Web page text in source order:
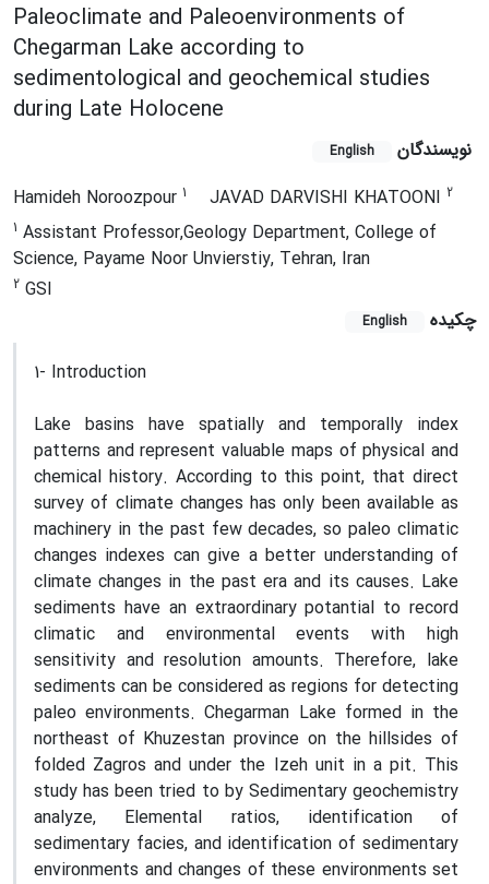
Paleoclimate and Paleoenvironments of
Chegarman Lake according to
sedimentological and geochemical studies
during Late Holocene
نویسندگان English
Hamideh Noroozpour 1 JAVAD DARVISHI KHATOONI 2
1 Assistant Professor,Geology Department, College of
Science, Payame Noor Unvierstiy, Tehran, Iran
2 GSI
چکیده
English
1- Introduction
Lake basins have spatially and temporally index
patterns and represent valuable maps of physical and
chemical history. According to this point, that direct
survey of climate changes has only been available as
machinery in the past few decades, so paleo climatic
changes indexes can give a better understanding of
climate changes in the past era and its causes. Lake
sediments have an extraordinary potantial to record
climatic and environmental events with high
sensitivity and resolution amounts. Therefore, lake
sediments can be considered as regions for detecting
paleo environments. Chegarman Lake formed in the
northeast of Khuzestan province on the hillsides of
folded Zagros and under the Izeh unit in a pit. This
study has been tried to by Sedimentary geochemistry
analyze, Elemental ratios, identification of
sedimentary facies, and identification of sedimentary
environments and changes of these environments set